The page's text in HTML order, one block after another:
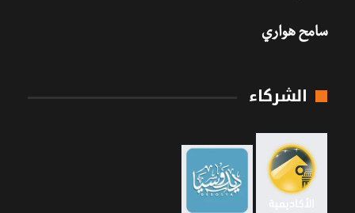
سامح هواري
الشركاء